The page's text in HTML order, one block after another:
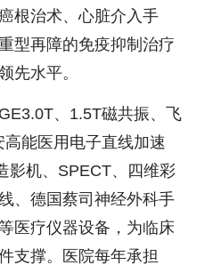
根治术、心脏介入手
型再障的免疫抑制治疗
先水平。
、1.5T磁共振、飞
能医用电子直线加速
影机、SPECT、四维彩
、德国蔡司神经外科手
医疗仪器设备，为临床
支撑。医院每年承担